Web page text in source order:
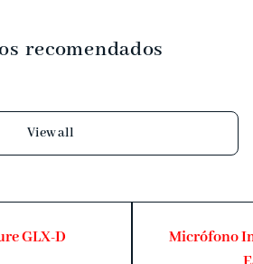
recomendados
View all
GLX-D
Micrófono